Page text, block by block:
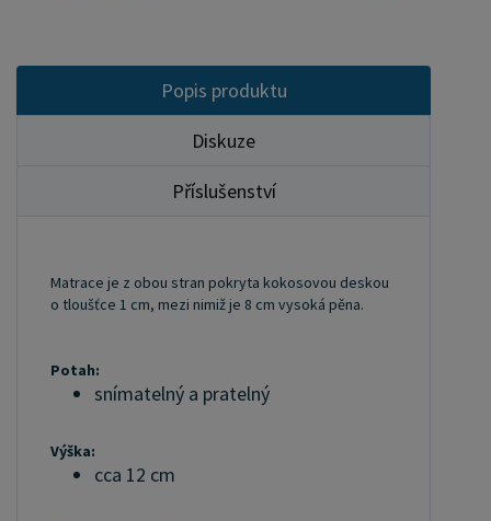
Popis produktu
Diskuze
Příslušenství
Matrace je z obou stran pokryta kokosovou deskou
o tloušťce 1 cm, mezi nimiž je 8 cm vysoká pěna.
Potah:
snímatelný a pratelný
Výška:
cca 12 cm